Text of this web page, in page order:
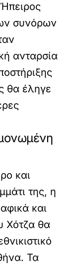
συνόρων
ανταρσία
θα έληγε
και
της, η
και
Χότζα θα
Τα